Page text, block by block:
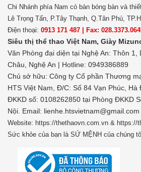
Chi Nhánh phía Nam có bàn bóng bàn và
Lê Trọng Tấn, P.Tây Thạnh, Q.Tân Phú,
Điện thoại: 0913 171 487 | Fax:
Siêu thị thể thao Việt Nam, Giày
Văn Phòng đại diện tại Nghệ An: Thôn 1,
Châu, Nghệ An | Hotline: 0949386889
Chủ sở hữu: Công ty Cổ phần Thương
HTS Việt Nam, Đ/C: Số 84 Vạn Phúc, Hà
ĐKKD số: 0108262850 tại Phòng ĐKKD
Nội. Email: lienhe.htsvietnam@gmail.com
Website: https://thethaovn.com.vn & https://
Sức khỏe của bạn là SỨ MỆNH của chúng